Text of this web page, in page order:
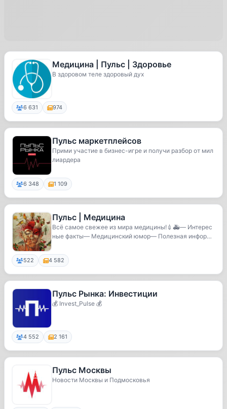
Медицина | Пульс | Здоровье
В здоровом теле здоровый дух
6 631 974
Пульс маркетплейсов
Прими участие в бизнес-игре и получи разбор от мил
лиардера
6 348 1 109
Пульс | Медицина
Всё самое свежее из мира медицины!💉🚑— Интерес
ные факты— Медицинский юмор— Полезная информа
522 4 582
Пульс Рынка: Инвестиции
💰 Invest_Pulse 💰
4 552 2 161
Пульс Москвы
Новости Москвы и Подмосковья